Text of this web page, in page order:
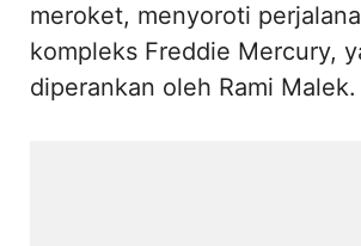
meroket, menyoroti
kompleks Freddie Mercury,
diperankan oleh Rami Malek.